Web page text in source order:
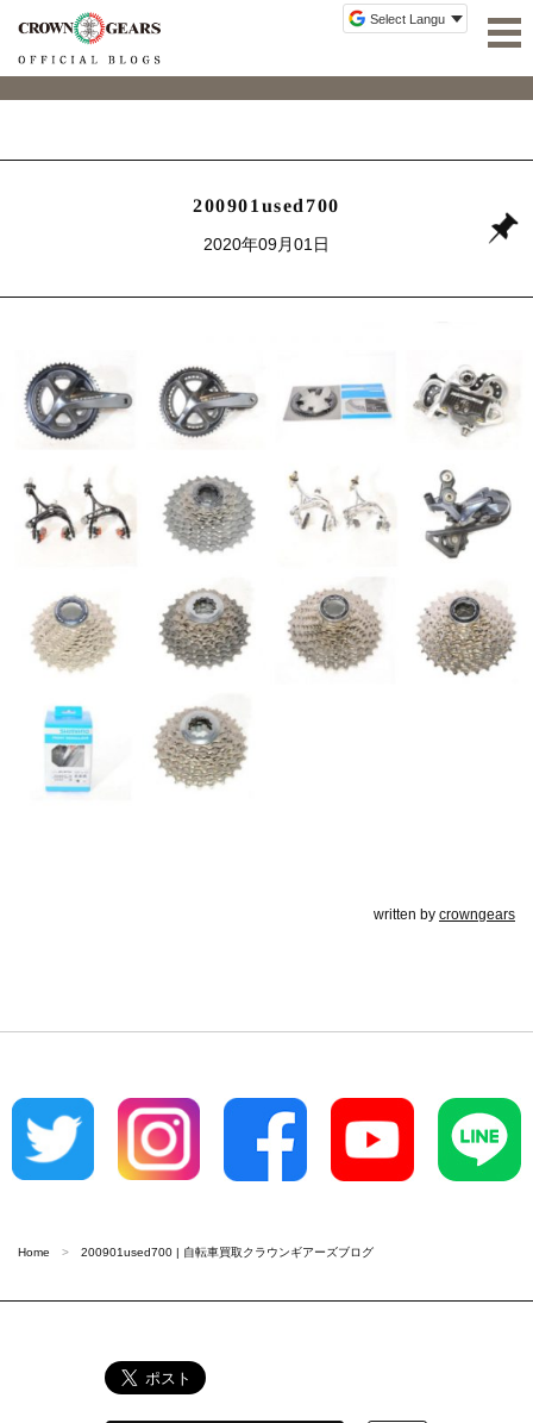
200901used700
2020年09月01日
written by crowngears
Home 200901used700 | 自転車買取クラウンギアーズブログ